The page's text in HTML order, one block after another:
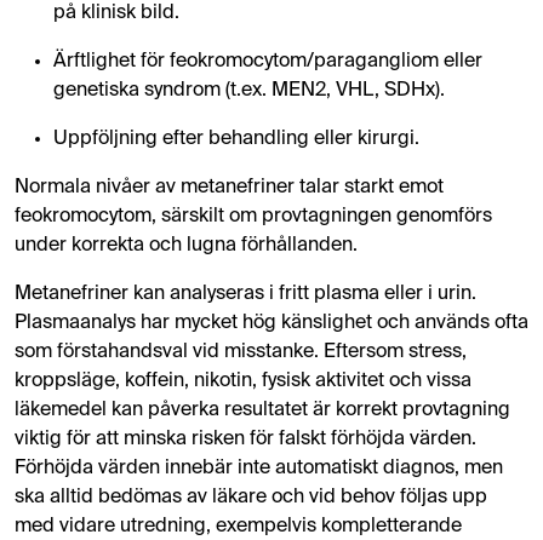
på klinisk bild.
Ärftlighet för feokromocytom/paragangliom eller
genetiska syndrom (t.ex. MEN2, VHL, SDHx).
Uppföljning efter behandling eller kirurgi.
Normala nivåer av metanefriner talar starkt emot
feokromocytom, särskilt om provtagningen genomförs
under korrekta och lugna förhållanden.
Metanefriner kan analyseras i fritt plasma eller i urin.
Plasmaanalys har mycket hög känslighet och används ofta
som förstahandsval vid misstanke. Eftersom stress,
kroppsläge, koffein, nikotin, fysisk aktivitet och vissa
läkemedel kan påverka resultatet är korrekt provtagning
viktig för att minska risken för falskt förhöjda värden.
Förhöjda värden innebär inte automatiskt diagnos, men
ska alltid bedömas av läkare och vid behov följas upp
med vidare utredning, exempelvis kompletterande